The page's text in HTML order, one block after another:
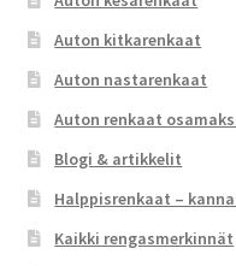
Auton kitkarenkaat
Auton nastarenkaat
Auton renkaat
Blogi & artikkelit
Halppisrenkaat –
Kaikki rengasmerkinnät